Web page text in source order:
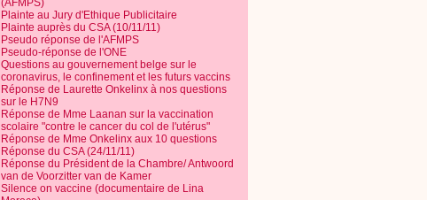
(AFMPS)
Plainte au Jury d'Ethique Publicitaire
Plainte auprès du CSA (10/11/11)
Pseudo réponse de l'AFMPS
Pseudo-réponse de l'ONE
Questions au gouvernement belge sur le
coronavirus, le confinement et les futurs vaccins
Réponse de Laurette Onkelinx à nos questions
sur le H7N9
Réponse de Mme Laanan sur la vaccination
scolaire "contre le cancer du col de l'utérus"
Réponse de Mme Onkelinx aux 10 questions
Réponse du CSA (24/11/11)
Réponse du Président de la Chambre/ Antwoord
van de Voorzitter van de Kamer
Silence on vaccine (documentaire de Lina